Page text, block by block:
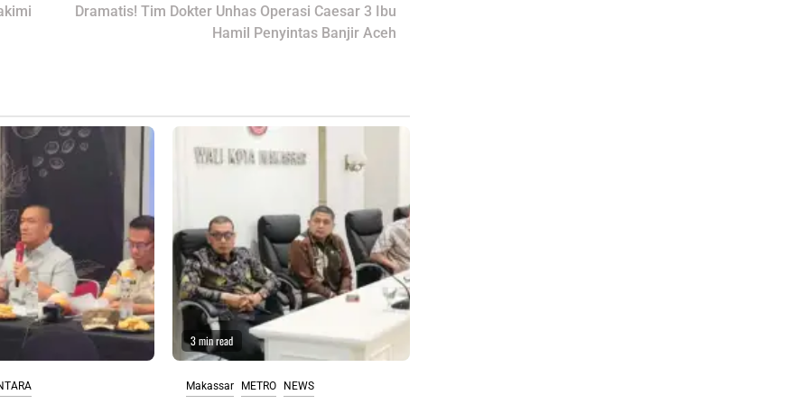
Dramatis! Tim Dokter Unhas Operasi Caesar 3 Ibu
Hamil Penyintas Banjir Aceh
3 min read
Makassar METRO NEWS